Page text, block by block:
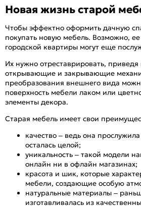
Новая жизнь старой
Чтобы эффектно оформить дачную
покупать новую мебель. Возможно,
городской квартиры могут еще
Их нужно отреставрировать, приведя
открывающие и закрывающие
преобразования внешнего вида
поверхность мебели лаком или
элементы декора.
Старая мебель имеет свои
качество – ведь она
осталась целой;
уникальность – такой модели
онлайн ни в офлайн магазинах;
красота и шик, которые
мебели, создающие особую
натуральные материалы –
изготавливалась из